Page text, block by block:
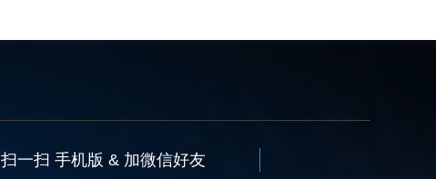
扫一扫 手机版 & 加微信好友